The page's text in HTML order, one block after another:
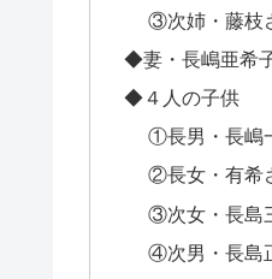
③次姉・藤枝
◆妻・長嶋亜希
◆４人の子供
①長男・長嶋
②長女・有希
③次女・長島
④次男・長島